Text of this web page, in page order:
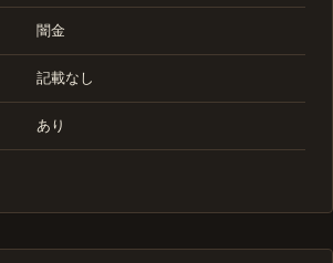
闇金
記載なし
あり